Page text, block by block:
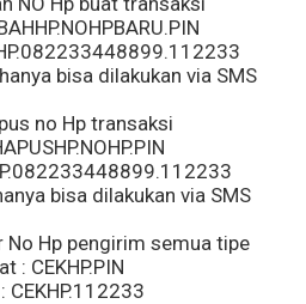
bisa dilakukan via SMS
no Hp transaksi
bisa dilakukan via SMS
Hp pengirim semua tipe
: CEKHP.PIN
CEKHP.112233